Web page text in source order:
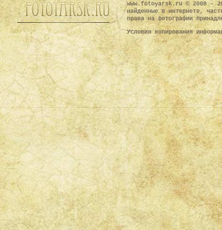
www.fotoyarsk.ru © 2008 -
найденные в интернете,
права на фотографии
Условия копирования